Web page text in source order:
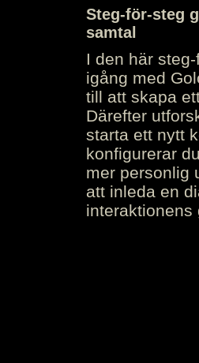
Steg-för-steg
samtal
I den här
igång med
till att skapa
Därefter
starta ett nytt
konfigurerar
mer personlig
att inleda en
interaktionens